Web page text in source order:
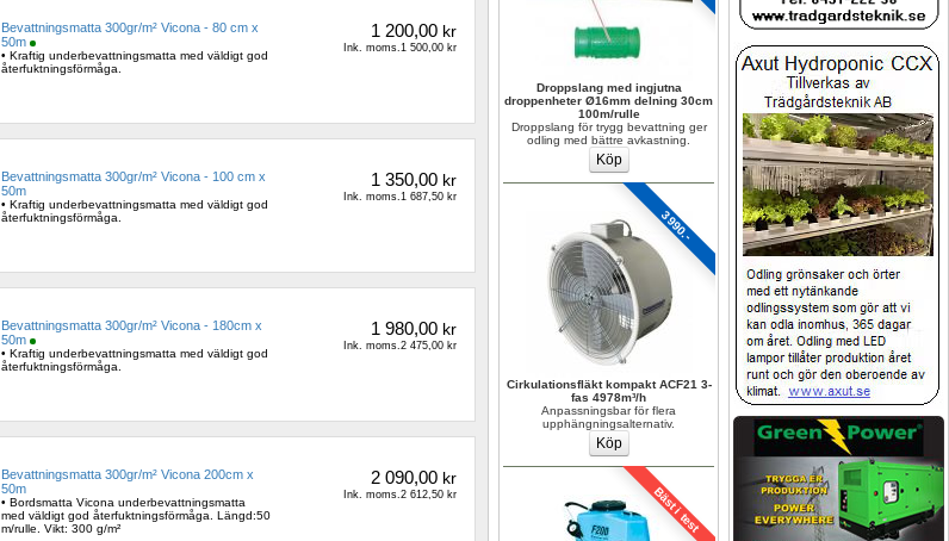
Droppslang med ingjutna
droppenheter Ø16mm delning 30cm
100m/rulle
Droppslang för trygg bevattning ger
odling med bättre avkastning.
3990.-
Cirkulationsfläkt kompakt ACF21 3-
fas 4978m³/h
Anpassningsbar för flera
upphängningsalternativ.
Bäst i test
Bevattningsmatta 300gr/m² Vicona - 80 cm x
50m
• Kraftig underbevattningsmatta med väldigt god
återfuktningsförmåga.
1 200,00kr
Ink. moms.1 500,00 kr
Bevattningsmatta 300gr/m² Vicona - 100 cm x
50m
• Kraftig underbevattningsmatta med väldigt god
återfuktningsförmåga.
1 350,00kr
Ink. moms.1 687,50 kr
Bevattningsmatta 300gr/m² Vicona - 180cm x
50m
• Kraftig underbevattningsmatta med väldigt god
återfuktningsförmåga.
1 980,00kr
Ink. moms.2 475,00 kr
Bevattningsmatta 300gr/m² Vicona 200cm x
50m
• Bordsmatta Vicona underbevattningsmatta
med väldigt god återfuktningsförmåga. Längd:50
m/rulle. Vikt: 300 g/m²
2 090,00kr
Ink. moms.2 612,50 kr